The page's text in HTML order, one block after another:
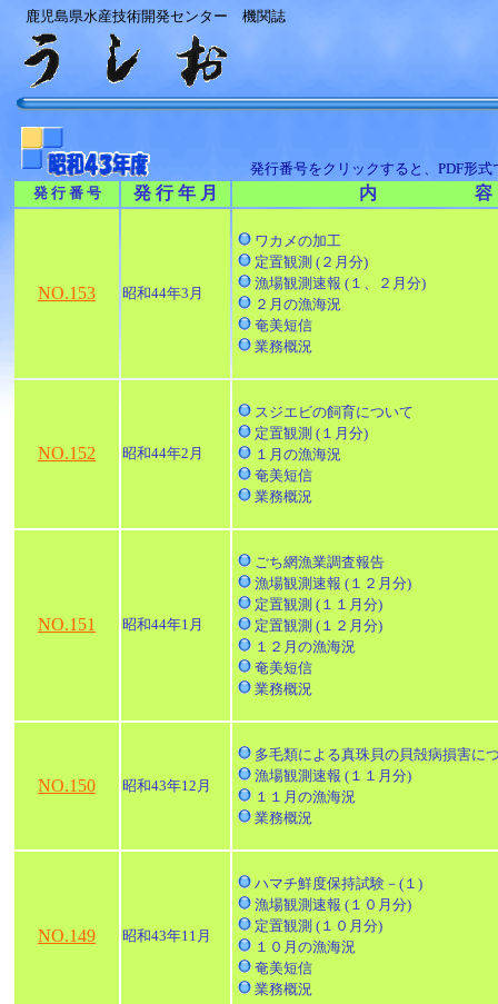
発 行 番 号 発 行 年 月 内 容
NO.153 昭和44年3月
ワカメの加工
定置観測 (２月分)
漁場観測速報 (１、２月分)
２月の漁海況
奄美短信
業務概況
NO.152 昭和44年2月
スジエビの飼育について
定置観測 (１月分)
１月の漁海況
奄美短信
業務概況
NO.151 昭和44年1月
ごち網漁業調査報告
漁場観測速報 (１２月分)
定置観測 (１１月分)
定置観測 (１２月分)
１２月の漁海況
奄美短信
業務概況
NO.150 昭和43年12月
多毛類による真珠貝の貝殻病損害に
漁場観測速報 (１１月分)
１１月の漁海況
業務概況
NO.149 昭和43年11月
ハマチ鮮度保持試験－(１)
漁場観測速報 (１０月分)
定置観測 (１０月分)
１０月の漁海況
奄美短信
業務概況
鹿児島県水産技術開発センター 機関誌
発行番号をクリックすると、PDF形